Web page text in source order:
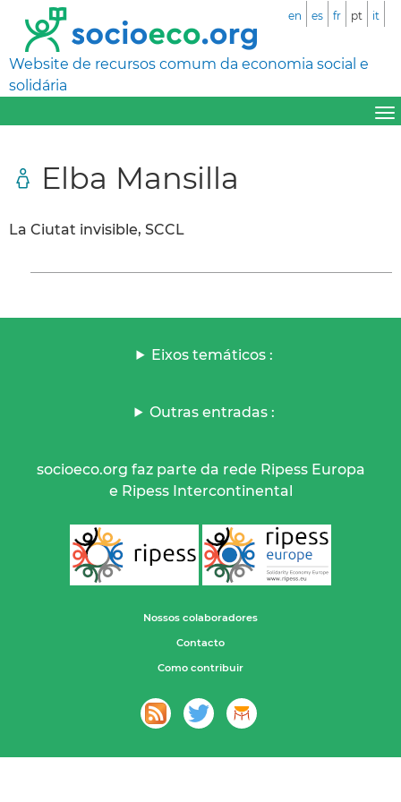
Website de recursos comum da economia social e
solidária
en es fr pt it
Elba Mansilla
La Ciutat invisible, SCCL
Eixos temáticos :
Outras entradas :
socioeco.org faz parte da rede Ripess Europa
e Ripess Intercontinental
Nossos colaboradores
Contacto
Como contribuir